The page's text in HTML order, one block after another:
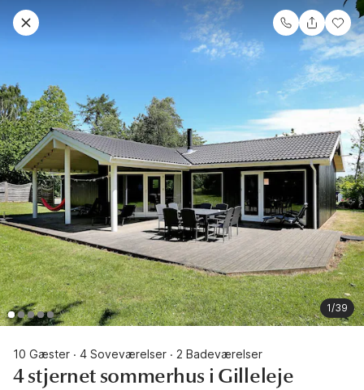
1/39
10 Gæster · 4 Soveværelser · 2 Badeværelser
4 stjernet sommerhus i Gilleleje